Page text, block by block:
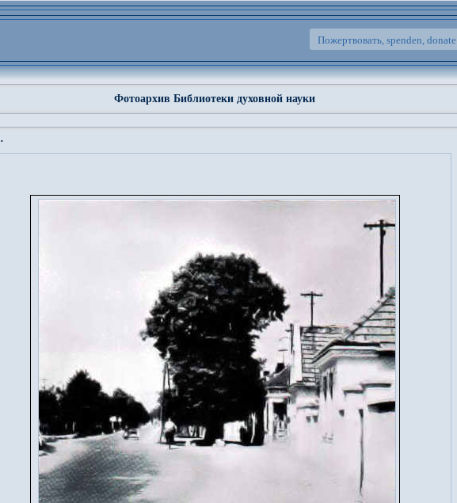
Пожертвовать, spenden, donate
Фотоархив Библиотеки духовной науки
·